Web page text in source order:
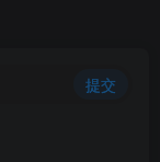
提交